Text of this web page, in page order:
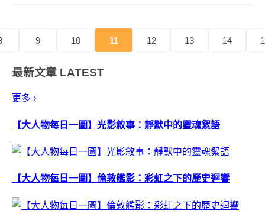
紛在社群 tag...
9 10 11 12 13 14
最新文章 LATEST
更多 ›
【大人物每日一圖】光影敘事：靜默中的靈魂絮語
【大人物每日一圖】倫敦艦影：彩虹之下的歷史迴響